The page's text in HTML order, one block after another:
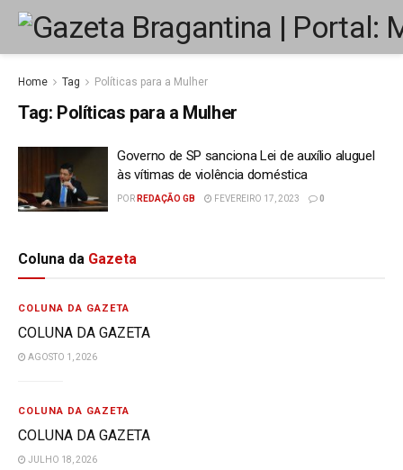
Home Tag Políticas para a Mulher
Tag: Políticas para a Mulher
Governo de SP sanciona Lei de auxílio aluguel
às vítimas de violência doméstica
POR REDAÇÃO GB FEVEREIRO 17, 2023 0
Coluna da Gazeta
COLUNA DA GAZETA
COLUNA DA GAZETA
AGOSTO 1, 2026
COLUNA DA GAZETA
COLUNA DA GAZETA
JULHO 18, 2026